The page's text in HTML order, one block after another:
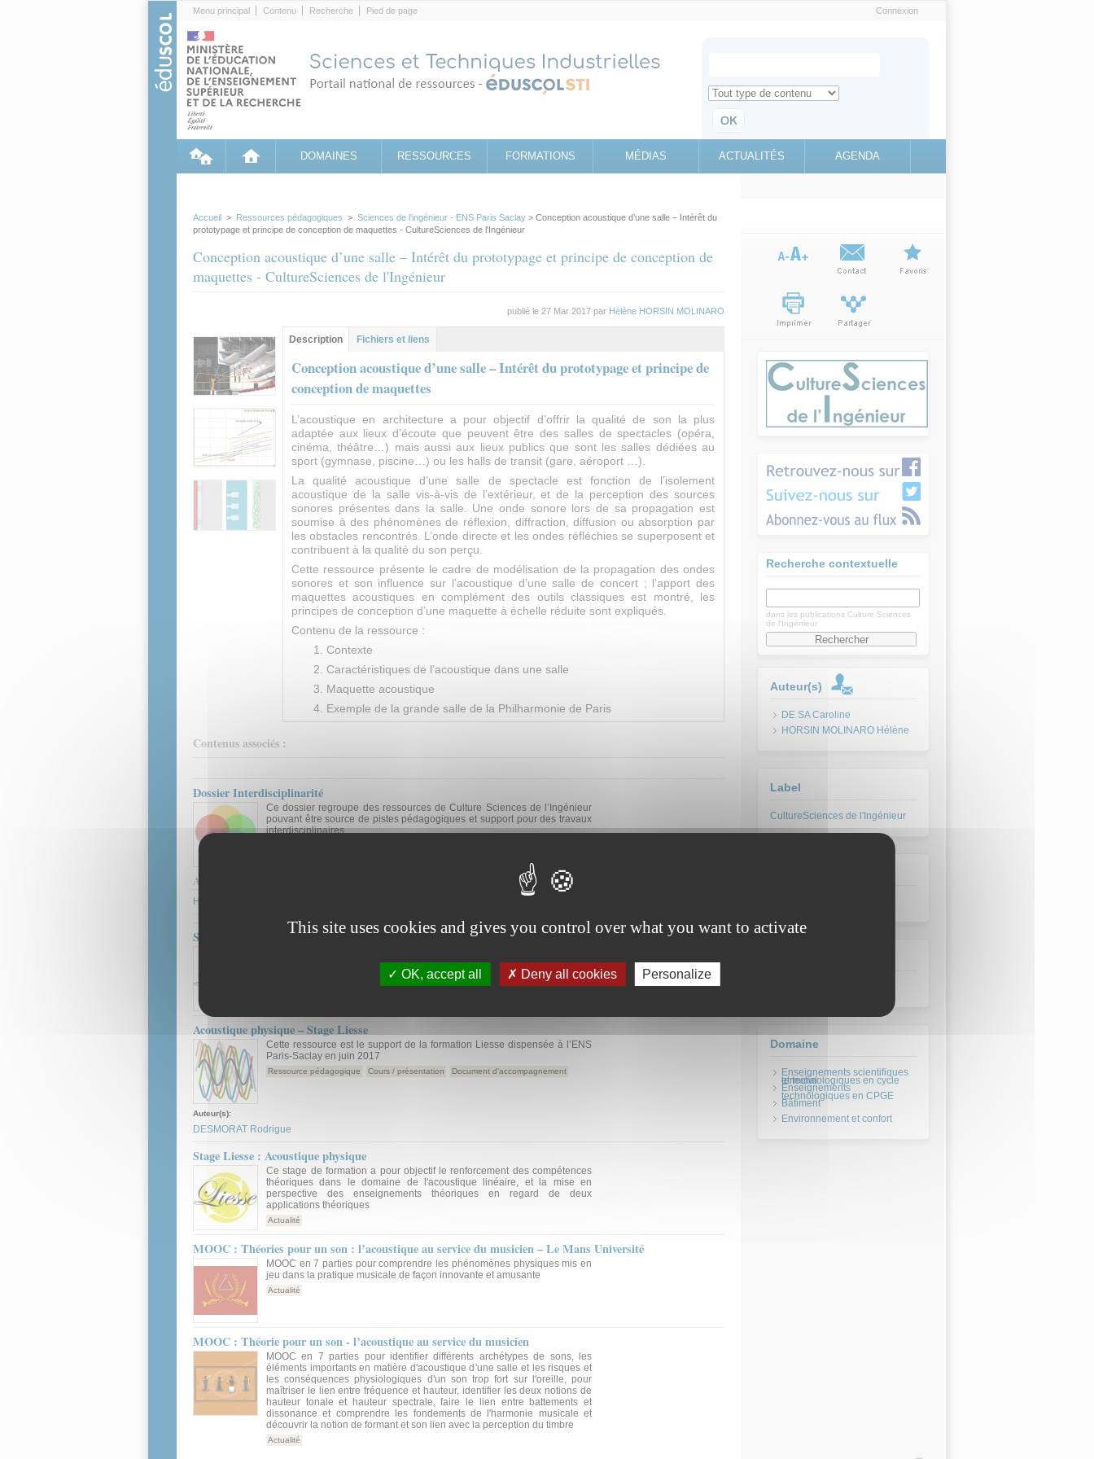
Menu principal Contenu Recherche Pied de page Connexion
Search for
Retrouvez toute l'information sur le site education.gouv.fr
DOMAINES RESSOURCES FORMATIONS MÉDIAS ACTUALITÉS AGENDA
Accueil > Ressources pédagogiques > Sciences de l'ingénieur - ENS Paris Saclay > Conception acoustique d’une salle – Intérêt du
prototypage et principe de conception de maquettes - CultureSciences de l'Ingénieur
Conception acoustique d’une salle – Intérêt du prototypage et principe de conception de
maquettes - CultureSciences de l'Ingénieur
publié le 27 Mar 2017 par Hélène HORSIN MOLINARO
Contenu principal
Description (onglet
actif)
Fichiers et liens
Conceptionacoustique d’une salle – Intérêt du prototypage et principe de
conception de maquettes
L’acoustique en architecture a pour objectif d’offrir la qualité de son la plus
adaptée aux lieux d’écoute que peuvent être des salles de spectacles (opéra,
cinéma, théâtre…) mais aussi aux lieux publics que sont les salles dédiées au
sport (gymnase, piscine…) ou les halls de transit (gare, aéroport …).
La qualité acoustique d’une salle de spectacle est fonction de l’isolement
acoustique de la salle vis-à-vis de l’extérieur, et de la perception des sources
sonores présentes dans la salle. Une onde sonore lors de sa propagation est
soumise à des phénomènes de réflexion, diffraction, diffusion ou absorption par
les obstacles rencontrés. L’onde directe et les ondes réfléchies se superposent et
contribuent à la qualité du son perçu.
Cette ressource présente le cadre de modélisation de la propagation des ondes
sonores et son influence sur l’acoustique d’une salle de concert ; l’apport des
maquettes acoustiques en complément des outils classiques est montré, les
principes de conception d’une maquette à échelle réduite sont expliqués.
Contenu de la ressource :
Contexte
Caractéristiques de l’acoustique dans une salle
Maquette acoustique
Exemple de la grande salle de la Philharmonie de Paris
Contenus associés :
Dossier Interdisciplinarité
Ce dossier regroupe des ressources de Culture Sciences de l’Ingénieur
pouvant être source de pistes pédagogiques et support pour des travaux
interdisciplinaires
Auteur(s):
HORSIN MOLINARO Hélène
Stage Liesse : Acoustique physique
théoriques dans le domaine de l'acoustique linéaire, et la mise en
perspective des enseignements théoriques en regard de deux
Acoustique physique – Stage Liesse
Cette ressource est le support de la formation Liesse dispensée à l’ENS
Paris-Saclay en juin 2017
Ressource pédagogique Cours / présentation Document d'accompagnement
Auteur(s):
DESMORAT Rodrigue
Stage Liesse : Acoustique physique
Ce stage de formation a pour objectif le renforcement des compétences
théoriques dans le domaine de l'acoustique linéaire, et la mise en
perspective des enseignements théoriques en regard de deux
applications théoriques
Actualité
MOOC : Théories pour un son : l’acoustique au service du musicien – Le Mans Université
MOOC en 7 parties pour comprendre les phénomènes physiques mis en
jeu dans la pratique musicale de façon innovante et amusante
Actualité
MOOC : Théorie pour un son - l’acoustique au service du musicien
MOOC en 7 parties pour identifier différents archétypes de sons, les
éléments importants en matière d'acoustique d'une salle et les risques et
les conséquences physiologiques d'un son trop fort sur l'oreille, pour
maîtriser le lien entre fréquence et hauteur, identifier les deux notions de
hauteur tonale et hauteur spectrale, faire le lien entre battements et
dissonance et comprendre les fondements de l'harmonie musicale et
découvrir la notion de formant et son lien avec la perception du timbre
Actualité
Recherche contextuelle
dans les publications Culture Sciences
de l'Ingénieur
Auteur(s)
DE SA Caroline
HORSIN MOLINARO Hélène
Label
CultureSciences de l'Ingénieur
Domaine
This site uses cookies and gives you control over what you want to activate
OK, accept all Deny all cookies Personalize